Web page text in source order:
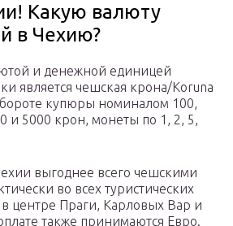
Какую валюту
в Чехию?
и денежной единицей
является чешская крона/Koruna
купюры номиналом 100,
и 5000 крон, монеты по 1, 2, 5,
выгоднее всего чешскими
во всех туристических
центре Праги, Карловых Вар и
также принимаются Евро.